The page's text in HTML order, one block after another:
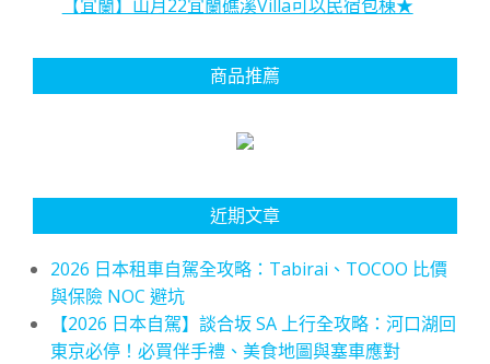
【宜蘭】山月22宜蘭礁溪Villa可以民宿包棟★
商品推薦
近期文章
2026 日本租車自駕全攻略：Tabirai、TOCOO 比價
與保險 NOC 避坑
【2026 日本自駕】談合坂 SA 上行全攻略：河口湖回
東京必停！必買伴手禮、美食地圖與塞車應對